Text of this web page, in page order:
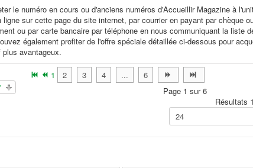
le numéro en cours ou d'anciens numéros d'Accueillir Magazine à
ligne sur cette page du site internet, par courrier en payant par chèque
ou par carte bancaire par téléphone en nous communiquant la liste
également profiter de l'offre spéciale détaillée ci-dessous pour
avantageux.
1 2 3 4 ...
6
Page 1 sur 6
Résultats